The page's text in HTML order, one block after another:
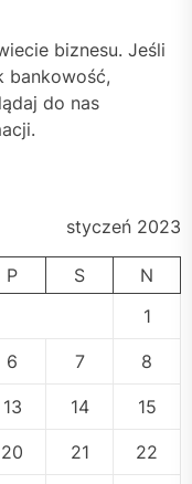
biznesu. Jeśli
bankowość,
do nas
styczeń 2023
P S
N
1
6 7 8
13 14 15
20 21 22